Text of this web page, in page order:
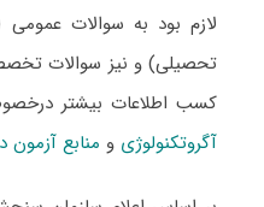
لازم بود به سوالات
تحصیلی) و نیز سوالات
کسب اطلاعات بیشتر
آگروتکنولوژی و منابع آزمون